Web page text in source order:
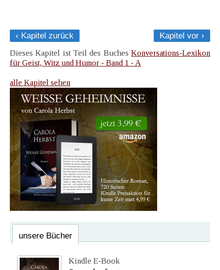
‹ Kapitel zurück
Kapitel vor ›
Dieses Kapitel ist Teil des Buches Konversations-Lexikon
für Geist, Witz und Humor - Band 1 - A
alle Kapitel sehen
unsere Bücher
Kindle E-Book